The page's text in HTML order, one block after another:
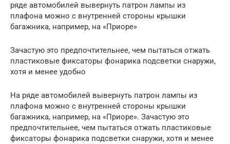
ряде автомобилей вывернуть патрон лампы из
плафона можно с внутренней стороны крышки
багажника, например, на «Приоре»
Зачастую это предпочтительнее, чем пытаться отжать
пластиковые фиксаторы фонарика подсветки снаружи,
хотя и менее удобно
На ряде автомобилей вывернуть патрон лампы из
плафона можно с внутренней стороны крышки
багажника, например, на «Приоре». Зачастую это
предпочтительнее, чем пытаться отжать пластиковые
фиксаторы фонарика подсветки снаружи, хотя и менее